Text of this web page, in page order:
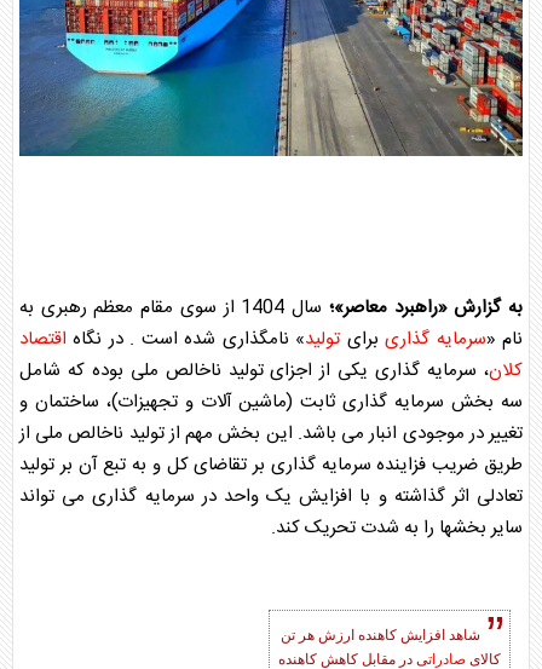
به گزارش «راهبرد معاصر»؛
سال 1404 از سوی مقام معظم رهبری به
نام «سرمایه گذاریبرای تولید» نامگذاری شده است . در نگاه اقتصاد
کلان، سرمایه گذارییکی از اجزایتولید ناخالص ملی بوده که شامل
سه بخش سرمایه گذاریثابت (ماشین آلات و تجهیزات)، ساختمان و
تغییر در موجودی انبار می باشد. این بخش مهم ازتولید ناخالص ملی از
طریق ضریب فزاینده سرمایه گذاری بر تقاضای کل و به تبع آن برتولید
تعادلی اثر گذاشته و با افزایش یک واحد در سرمایه گذاریمی تواند
سایر بخشها را به شدت تحریک کند.
شاهد افزایش کاهنده ارزش هر تن
کالای صادراتی در مقابل کاهش کاهنده